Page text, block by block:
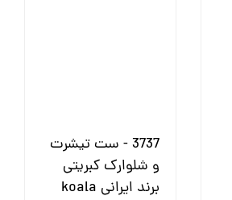
3737 - ست تیشرت
و شلوارک کبریتی
برند ایرانی koala